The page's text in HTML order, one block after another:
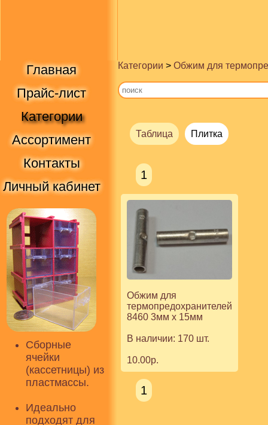
Главная
Прайс-лист
Категории
Ассортимент
Контакты
Личный кабинет
Сборные
ячейки
(кассетницы) из
пластмассы.
Идеально
подходят для
Категории > Обжим для
Таблица Плитка
1
Обжим для
термопредохранителей
8460 3мм х 15мм
В наличии: 170 шт.
10.00р.
1